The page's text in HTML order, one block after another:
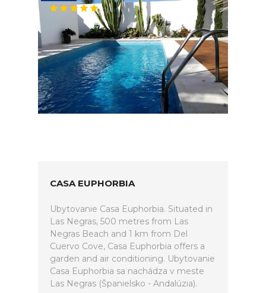
CASA EUPHORBIA
Ubytovanie Casa Euphorbia. Situated in
Las Negras, 500 metres from Las
Negras Beach and 1 km from Del
Cuervo Cove, Casa Euphorbia offers a
garden and air conditioning. Ubytovanie
Casa Euphorbia sa nachádza v meste
Las Negras (Španielsko - Andalúzia).